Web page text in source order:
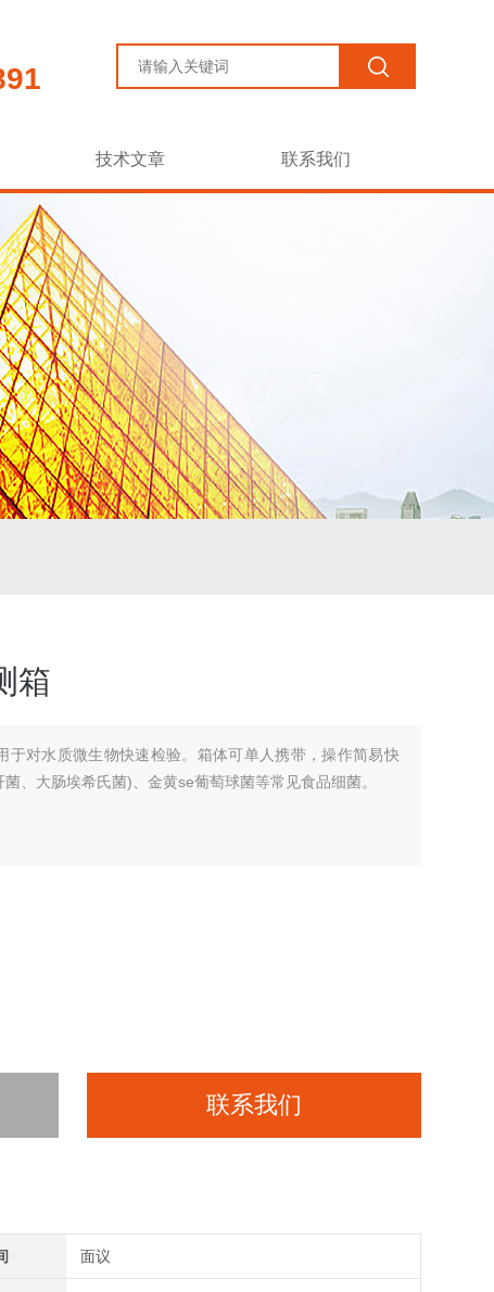
技术文章 联系我们
箱
于对水质微生物快速检验。箱体可单人携带，操作简易快
、大肠埃希氏菌)、金黄se葡萄球菌等常见食品细菌。
联系我们
面议